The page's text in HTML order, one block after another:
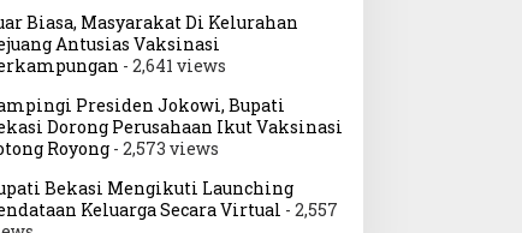
Biasa, Masyarakat Di Kelurahan
Antusias Vaksinasi
- 2,641 views
Presiden Jokowi, Bupati
Dorong Perusahaan Ikut Vaksinasi
Royong- 2,573 views
Bekasi Mengikuti Launching
Keluarga Secara Virtual - 2,557